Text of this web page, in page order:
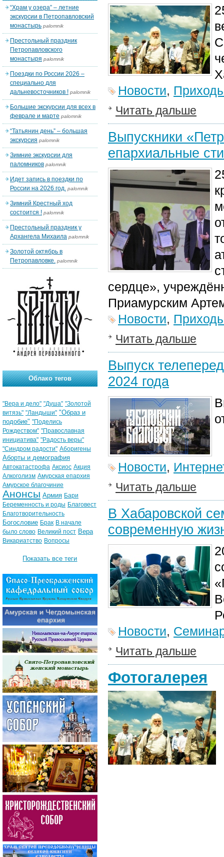
Новости,
Читать дальше
Выпускники
епархиальные
сердце»,
Приамурским
Новости,
Читать дальше
Выпуск
2024 года
Новости,
Читать дальше
В Хабаровской
современную
Новости,
Читать дальше
Фотогалерея
“Храм у озера” – летние
экскурсии в Петропавловский
монастырь palomnik
Престольный праздник
Петропавловского
монастыря palomnik
Поездки по России 2026 –
специально для
дальневосточников ! palomnik
Большие экскурсии для всех в
феврале и марте palomnik
“Татьянин день” – большая
экскурсия palomnik
Зимние экскурсии для
паломников palomnik
Идет запись в поездки по
России на 2026 год. palomnik
Зимний Крестный ход
состоится ! palomnik
Престольный праздник у
Архангела Михаила palomnik
Золотой октябрь в
Петропавловке. palomnik
Облако тегов
"Вера и дело" "Душа" "Золотой
витязь" "Ландыши" "Образ и
подобие" "Поделись
Рождеством" "Православная
инициатива" "Радость веры"
"Синдром радости" Аборигены
Аборты и демография
Автокатастрофа Аксиос Акция
Алкоголизм Амурская епархия
Амурское благочиние
Анонсы Армия Бари
Беременность и роды Благовест
Благотворительность
Богословие Брак В начале
было слово Великий пост Вера
Викариатство Вопросы
Показать все теги